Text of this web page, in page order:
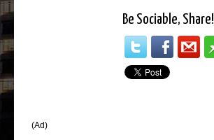
Be Sociable, Share!
(Ad)